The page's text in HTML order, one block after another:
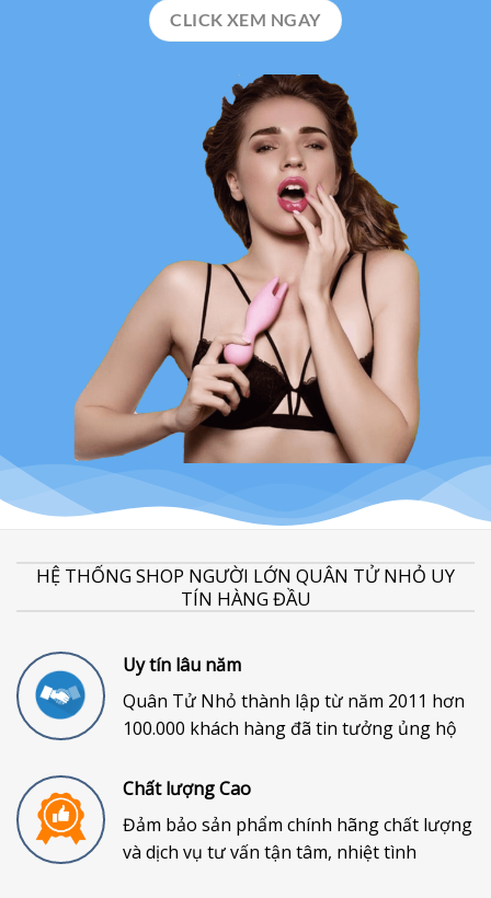
CLICK XEM NGAY
HỆ THỐNG SHOP NGƯỜI LỚN QUÂN TỬ NHỎ UY
TÍN HÀNG ĐẦU
Uy tín lâu năm
Quân Tử Nhỏ thành lập từ năm 2011 hơn
100.000 khách hàng đã tin tưởng ủng hộ
Chất lượng Cao
Đảm bảo sản phẩm chính hãng chất lượng
và dịch vụ tư vấn tận tâm, nhiệt tình